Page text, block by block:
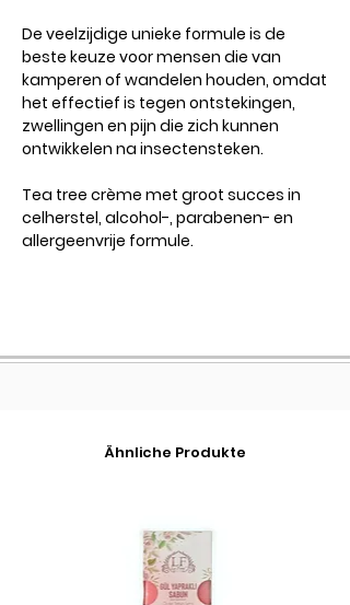
De veelzijdige unieke formule is de
beste keuze voor mensen die van
kamperen of wandelen houden, omdat
het effectief is tegen ontstekingen,
zwellingen en pijn die zich kunnen
ontwikkelen na insectensteken.
Tea tree crème met groot succes in
celherstel, alcohol-, parabenen- en
allergeenvrije formule.
Ähnliche Produkte